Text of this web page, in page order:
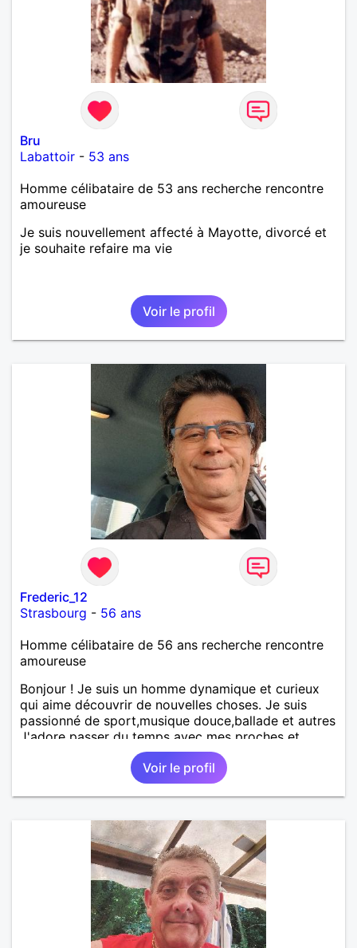
Bru
Labattoir - 53 ans
Homme célibataire de 53 ans recherche rencontre
amoureuse
Je suis nouvellement affecté à Mayotte, divorcé et
je souhaite refaire ma vie
Voir le profil
Frederic_12
Strasbourg - 56 ans
Homme célibataire de 56 ans recherche rencontre
amoureuse
Bonjour ! Je suis un homme dynamique et curieux
qui aime découvrir de nouvelles choses. Je suis
passionné de sport,musique douce,ballade et autres
J'adore passer du temps avec mes proches et
partager des moments inoubliables.
Voir le profil